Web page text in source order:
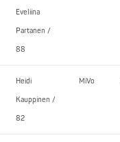
Eveliina
Partanen /
88
Heidi
Kauppinen /
82
MiVo